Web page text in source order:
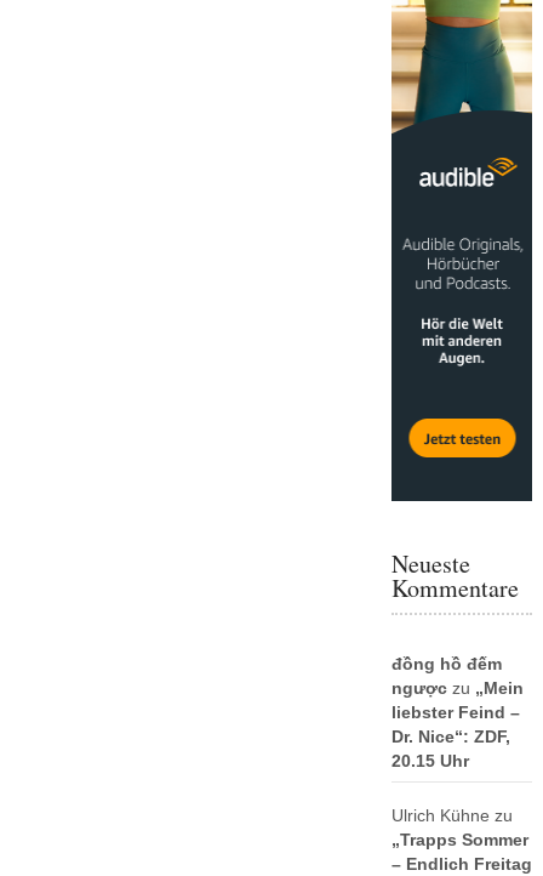
Neueste
Kommentare
đồng hồ đếm
ngượczu „Mein
liebster Feind –
Dr. Nice“: ZDF,
20.15 Uhr
Ulrich Kühne zu
„Trapps Sommer
– Endlich Freitag